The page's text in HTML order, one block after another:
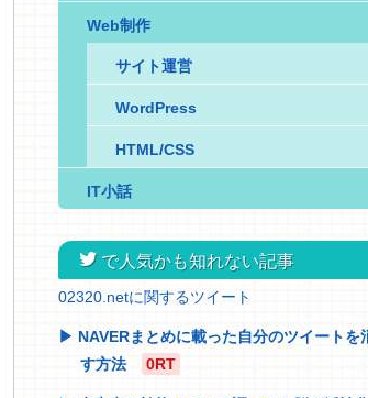
Web制作
サイト運営
WordPress
HTML/CSS
IT小話
twitterで人気かも知れない記事
02320.netに関するツイート
NAVERまとめに載った自分のツイートを
す方法
0RT